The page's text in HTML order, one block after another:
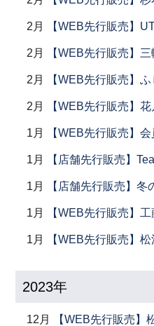
2月 【WEB先行販売】
2月 【WEB先行販売】
2月 【WEB先行販売】
2月 【WEB先行販売】
1月 【WEB先行販売】
1月 【店舗先行販売】
1月 【店舗先行販売】冬
1月 【WEB先行販売】
1月 【WEB先行販売】
2023年
12月 【WEB先行販売】